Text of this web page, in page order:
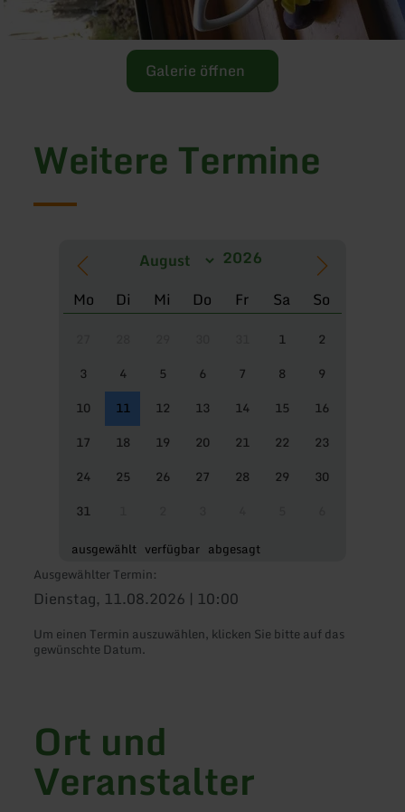
Galerie öffnen
Weitere Termine
Mo Di Mi Do Fr Sa So
1
2
3
4 5 6 7 8
9
10
11 12 13 14 15
16
17
18 19 20 21 22
23
24
25 26 27 28 29
30
31
ausgewählt verfügbar abgesagt
Ausgewählter Termin:
Dienstag, 11.08.2026 | 10:00
Um einen Termin auszuwählen, klicken Sie bitte auf das
gewünschte Datum.
Ort und
Veranstalter